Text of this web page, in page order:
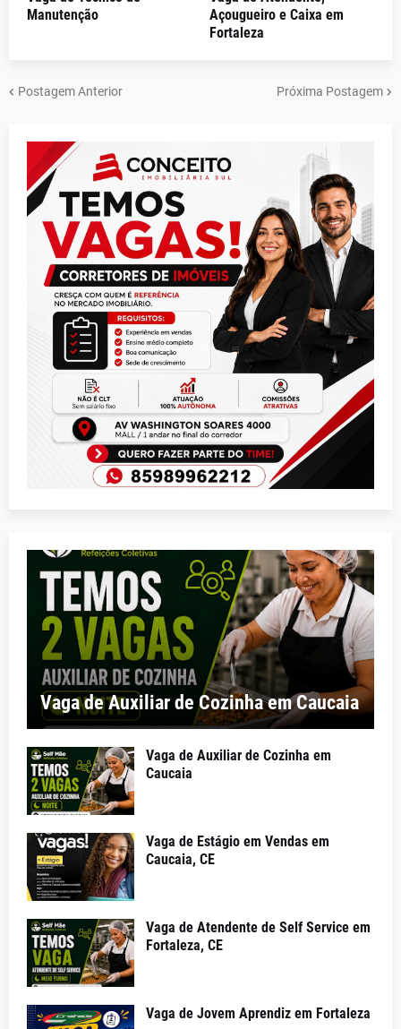
Manutenção
Açougueiro e Caixa em
Fortaleza
Postagem Anterior Próxima Postagem
Vaga de Auxiliar de Cozinha em Caucaia
Vaga de Auxiliar de Cozinha em
Caucaia
Vaga de Estágio em Vendas em
Caucaia, CE
Vaga de Atendente de Self Service em
Fortaleza, CE
Vaga de Jovem Aprendiz em Fortaleza